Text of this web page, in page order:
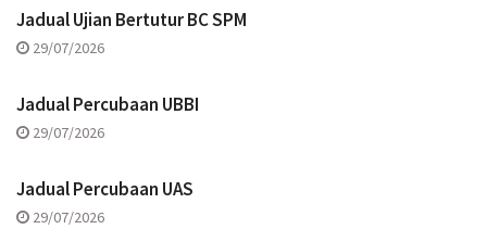
Jadual Ujian Bertutur BC SPM
29/07/2026
Jadual Percubaan UBBI
29/07/2026
Jadual Percubaan UAS
29/07/2026